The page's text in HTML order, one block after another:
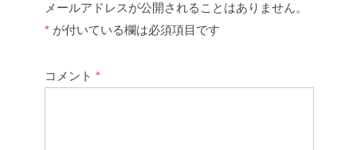
メールアドレスが公開されることはありません。
* が付いている欄は必須項目です
コメント *